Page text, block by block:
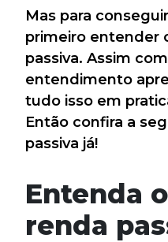
Mas para
primeiro entender
passiva. Assim
entendimento
tudo isso em
Então confira a
passiva já!
Entenda
renda